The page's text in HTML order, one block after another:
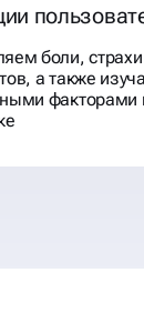
боли,
а также
факторами